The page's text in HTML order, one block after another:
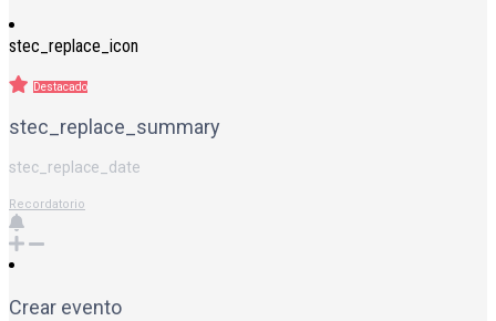
stec_replace_icon
Destacado
stec_replace_summary
stec_replace_date
Recordatorio
Crear evento